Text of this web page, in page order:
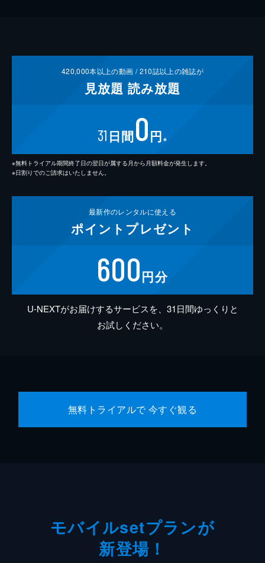
420,000本以上の動画 /210誌以上の雑誌が
見放題 読み放題
31 日間0円 ※
※無料トライアル期間終了日の翌日が属する月から月額料金が発生します。
※日割りでのご請求はいたしません。
最新作のレンタルに使える
ポイント プレゼント
600円分
U-NEXTがお届けするサービスを、31日間ゆっくりと
お試しください。
無料トライアルで 今すぐ観る
モバイルsetプランが
新登場！